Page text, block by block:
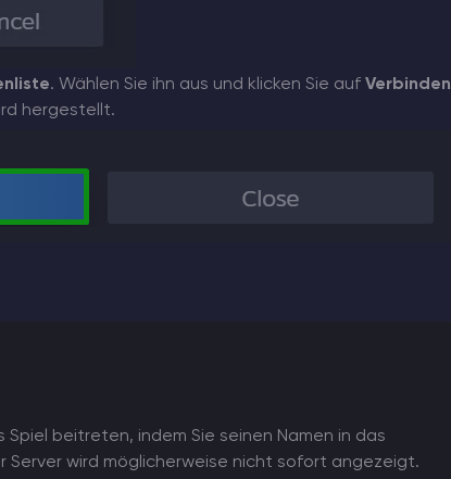
. Wählen Sie ihn aus und klicken Sie auf Verbinden
hergestellt.
beitreten, indem Sie seinen Namen in das
Server wird möglicherweise nicht sofort angezeigt.